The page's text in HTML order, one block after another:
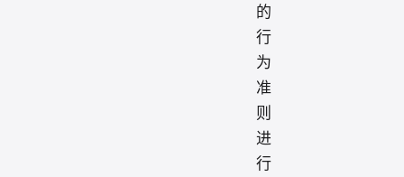
的
行
为
准
则
进
行